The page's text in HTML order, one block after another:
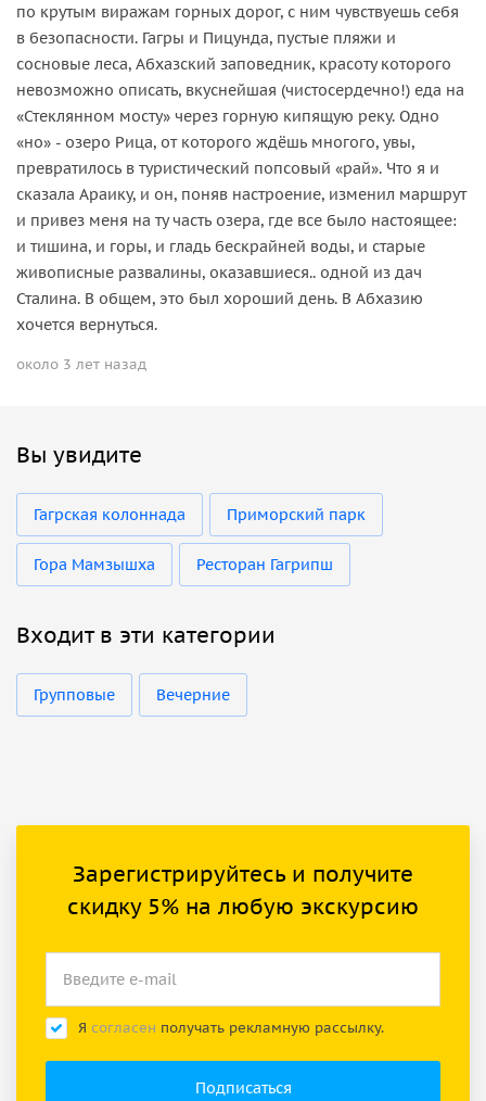
по крутым виражам горных дорог, с ним чувствуешь себя
в безопасности. Гагры и Пицунда, пустые пляжи и
сосновые леса, Абхазский заповедник, красоту которого
невозможно описать, вкуснейшая (чистосердечно!) еда на
«Стеклянном мосту» через горную кипящую реку. Одно
«но» - озеро Рица, от которого ждёшь многого, увы,
превратилось в туристический попсовый «рай». Что я и
сказала Араику, и он, поняв настроение, изменил маршрут
и привез меня на ту часть озера, где все было настоящее:
и тишина, и горы, и гладь бескрайней воды, и старые
живописные развалины, оказавшиеся.. одной из дач
Сталина. В общем, это был хороший день. В Абхазию
хочется вернуться.
около 3 лет назад
Вы увидите
Гагрская колоннада Приморский парк
Гора Мамзышха Ресторан Гагрипш
Входит в эти категории
Групповые Вечерние
Зарегистрируйтесь и получите
скидку 5% на любую экскурсию
Я согласен получать рекламную рассылку.